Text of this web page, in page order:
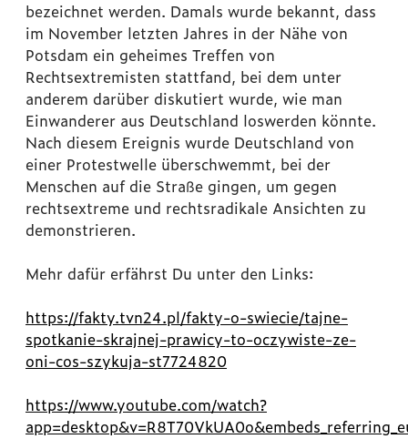
bezeichnet werden. Damals wurde bekannt, dass
im November letzten Jahres in der Nähe von
Potsdam ein geheimes Treffen von
Rechtsextremisten stattfand, bei dem unter
anderem darüber diskutiert wurde, wie man
Einwanderer aus Deutschland loswerden könnte.
Nach diesem Ereignis wurde Deutschland von
einer Protestwelle überschwemmt, bei der
Menschen auf die Straße gingen, um gegen
rechtsextreme und rechtsradikale Ansichten zu
demonstrieren.
Mehr dafür erfährst Du unter den Links:
https://fakty.tvn24.pl/fakty-o-swiecie/tajne-
spotkanie-skrajnej-prawicy-to-oczywiste-ze-
oni-cos-szykuja-st7724820
https://www.youtube.com/watch?